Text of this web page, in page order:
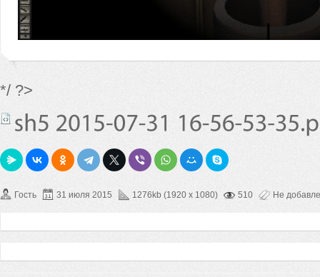
*/ ?>
Гость 31 июля 2015 1276kb (1920 x 1080) 510 Не